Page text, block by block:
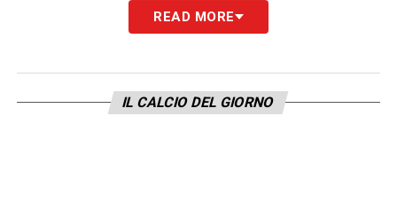
la sua prova non è nemmeno
sulla partita: non riesce a trovare giocate o
READ MORE
IL CALCIO DEL GIORNO